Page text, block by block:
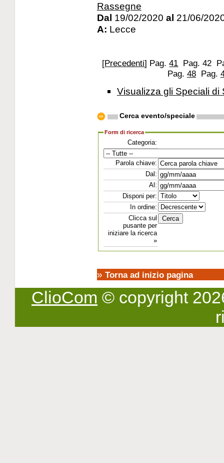
Rassegne
Dal 19/02/2020 al 21/06/
A: Lecce
[Precedenti] Pag.41 Pag. 42
Pag. 48 Pag.
Visualizza gli Speciali di
Cerca evento/speciale
Form di ricerca
Categoria:
Parola chiave:
Dal:
Al:
Disponi per:
In ordine:
Clicca sul
pusante per
iniziare la ricerca
»
» Torna ad inizio pagina
ClioCom © copyright